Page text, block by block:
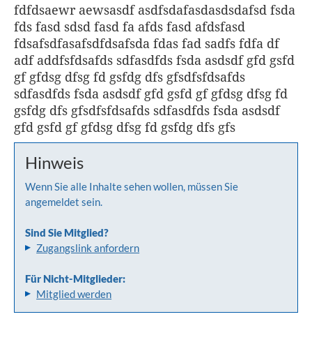
fdfdsaewr aewsasdf asdfsdafasdasdsdafsd fsda
fds fasd sdsd fasd fa afds fasd afdsfasd
fdsafsdfasafsdfdsafsda fdas fad sadfs fdfa df
adf addfsfdsafds sdfasdfds fsda asdsdf gfd gsfd
gf gfdsg dfsg fd gsfdg dfs gfsdfsfdsafds
sdfasdfds fsda asdsdf gfd gsfd gf gfdsg dfsg fd
gsfdg dfs gfsdfsfdsafds sdfasdfds fsda asdsdf
gfd gsfd gf gfdsg dfsg fd gsfdg dfs gfs
Hinweis
Wenn Sie alle Inhalte sehen wollen, müssen Sie
angemeldet sein.
Sind Sie Mitglied?
Zugangslink anfordern
Für Nicht-Mitglieder:
Mitglied werden